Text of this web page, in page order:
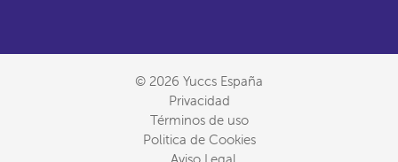
© 2026 Yuccs España
Privacidad
Términos de uso
Politica de Cookies